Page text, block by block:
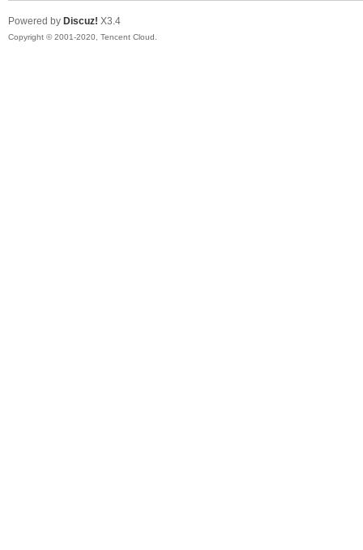
Powered by Discuz! X3.4
Copyright © 2001-2020, Tencent Cloud.